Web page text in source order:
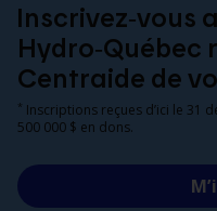
Inscrivez‑vous
Hydro‑Québec
Centraide de
* Inscriptions reçues d’ici le 31
500 000 $ en dons.